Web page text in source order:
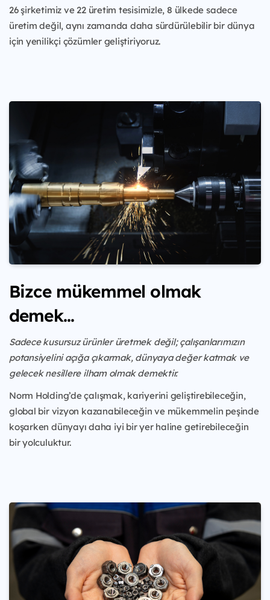
26 şirketimiz ve 22 üretim tesisimizle, 8 ülkede sadece
üretim değil, aynı zamanda daha sürdürülebilir bir dünya
için yenilikçi çözümler geliştiriyoruz.
Bizce mükemmel olmak
demek...
Sadece kusursuz ürünler üretmek değil; çalışanlarımızın
potansiyelini açığa çıkarmak, dünyaya değer katmak ve
gelecek nesillere ilham olmak demektir.
Norm Holding’de çalışmak, kariyerini geliştirebileceğin,
global bir vizyon kazanabileceğin ve mükemmelin peşinde
koşarken dünyayı daha iyi bir yer haline getirebileceğin
bir yolculuktur.